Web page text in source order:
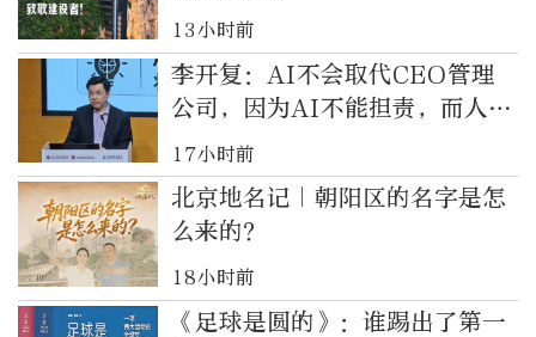
13小时前
李开复：AI不会取代CEO管理
公司，因为AI不能担责，而人是
担责的
17小时前
北京地名记｜朝阳区的名字是怎
么来的？
18小时前
《足球是圆的》：谁踢出了第一